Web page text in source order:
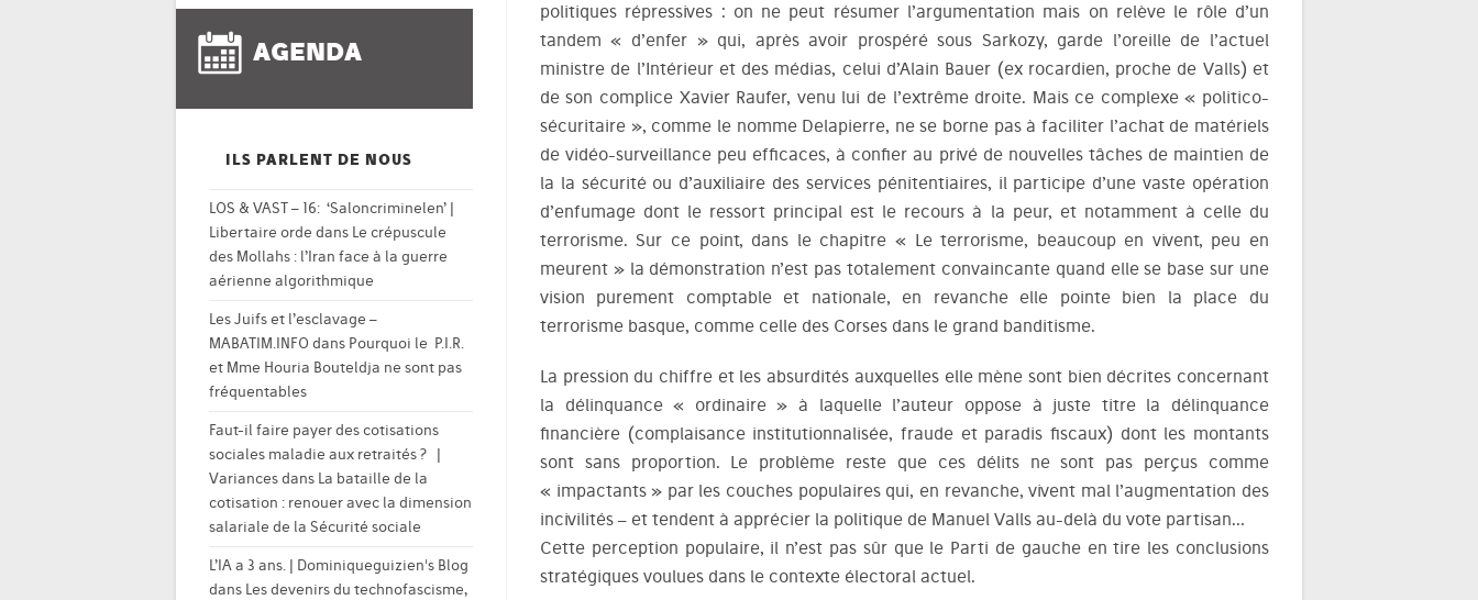
politiques répressives : on ne peut résumer l’argumentation mais on relève le rôle d’un
tandem « d’enfer » qui, après avoir prospéré sous Sarkozy, garde l’oreille de l’actuel
ministre de l’Intérieur et des médias, celui d’Alain Bauer (ex rocardien, proche de Valls) et
de son complice Xavier Raufer, venu lui de l’extrême droite. Mais ce complexe « politico-
sécuritaire », comme le nomme Delapierre, ne se borne pas à faciliter l’achat de matériels
de vidéo-surveillance peu efficaces, à confier au privé de nouvelles tâches de maintien de
la la sécurité ou d’auxiliaire des services pénitentiaires, il participe d’une vaste opération
d’enfumage dont le ressort principal est le recours à la peur, et notamment à celle du
terrorisme. Sur ce point, dans le chapitre « Le terrorisme, beaucoup en vivent, peu en
meurent » la démonstration n’est pas totalement convaincante quand elle se base sur une
vision purement comptable et nationale, en revanche elle pointe bien la place du
terrorisme basque, comme celle des Corses dans le grand banditisme.
La pression du chiffre et les absurdités auxquelles elle mène sont bien décrites concernant
la délinquance « ordinaire » à laquelle l’auteur oppose à juste titre la délinquance
financière (complaisance institutionnalisée, fraude et paradis fiscaux) dont les montants
sont sans proportion. Le problème reste que ces délits ne sont pas perçus comme
« impactants » par les couches populaires qui, en revanche, vivent mal l’augmentation des
incivilités – et tendent à apprécier la politique de Manuel Valls au-delà du vote partisan…
Cette perception populaire, il n’est pas sûr que le Parti de gauche en tire les conclusions
stratégiques voulues dans le contexte électoral actuel.
AGENDA
ILS PARLENT DE NOUS
LOS & VAST – 16: ‘Saloncriminelen’ |
Libertaire orde dans Le crépuscule
des Mollahs : l’Iran face à la guerre
aérienne algorithmique
Les Juifs et l’esclavage –
MABATIM.INFO dans Pourquoi le P.I.R.
et Mme Houria Bouteldja ne sont pas
fréquentables
Faut-il faire payer des cotisations
sociales maladie aux retraités ? |
Variancesdans La bataille de la
cotisation : renouer avec la dimension
salariale de la Sécurité sociale
L’IA a 3 ans. | Dominiqueguizien's Blog
dans Les devenirs du technofascisme,